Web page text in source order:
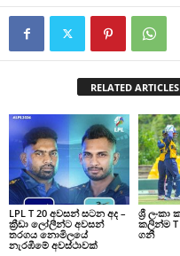
RELATED ARTICLES
LPL T 20 අවසන් සටන අද –
ක්‍රීඩා ලෝලීන්ට අවසන්
තරගය නොමිලයේ
නැරඹීමේ අවස්ථාවක්
ශ්‍රී
කලින්ම T
ගනී